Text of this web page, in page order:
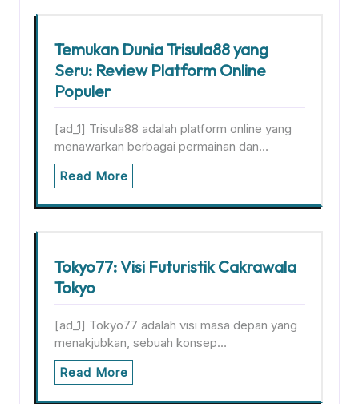
Temukan Dunia Trisula88 yang
Seru: Review Platform Online
Populer
[ad_1] Trisula88 adalah platform online yang
menawarkan berbagai permainan dan…
Read More
Tokyo77: Visi Futuristik Cakrawala
Tokyo
[ad_1] Tokyo77 adalah visi masa depan yang
menakjubkan, sebuah konsep…
Read More